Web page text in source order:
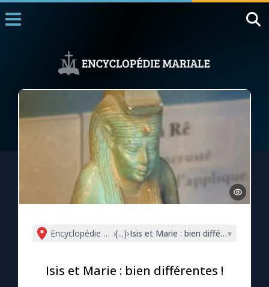
1000 Raisons de Croire
L'actualité de la semaine
La chaîne Youtube
La newsletter
La vidéo de la semaine
Encyclopédie mariale
›[...]›Isis et Marie : bien différentes !
▾
Isis et Marie : bien différentes !